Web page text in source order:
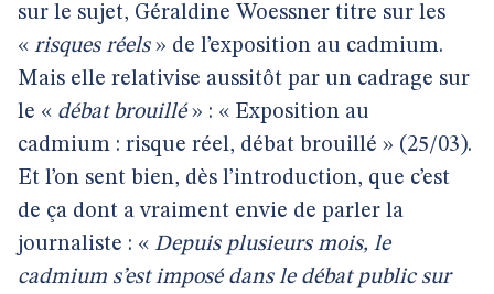
sur le sujet, Géraldine Woessner titre sur les
« risques réels» de l’exposition au cadmium.
Mais elle relativise aussitôt par un cadrage sur
le « débat brouillé» : « Exposition au
cadmium : risque réel, débat brouillé » (25/03).
Et l’on sent bien, dès l’introduction, que c’est
de ça dont a vraiment envie de parler la
journaliste : « Depuis plusieurs mois, le
cadmium s’est imposé dans le débat public sur